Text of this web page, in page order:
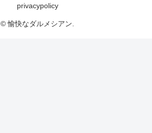
privacypolicy
© 愉快なダルメシアン.